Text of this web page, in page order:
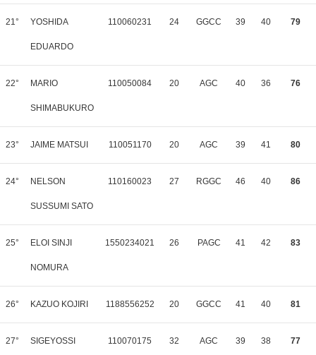
21° YOSHIDA
EDUARDO
110060231 24 GGCC 39 40 79
22° MARIO
SHIMABUKURO
110050084 20 AGC 40 36 76
23° JAIME MATSUI 110051170 20 AGC 39 41 80
24° NELSON
SUSSUMI SATO
110160023 27 RGGC 46 40 86
25° ELOI SINJI
NOMURA
1550234021 26 PAGC 41 42 83
26° KAZUO KOJIRI 1188556252 20 GGCC 41 40 81
27° SIGEYOSSI 110070175 32 AGC 39 38 77